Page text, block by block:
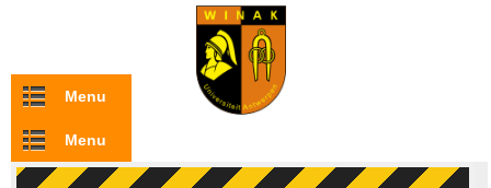
Overslaan en naar de inhoud gaan
Menu
Menu